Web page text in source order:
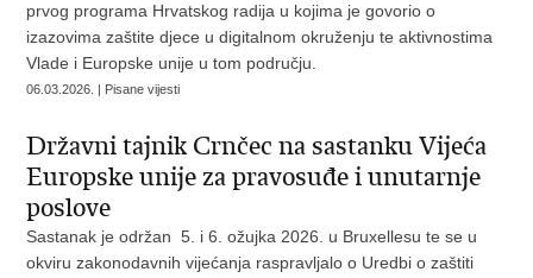
prvog programa Hrvatskog radija u kojima je govorio o
izazovima zaštite djece u digitalnom okruženju te aktivnostima
Vlade i Europske unije u tom području.
06.03.2026. | Pisane vijesti
Državni tajnik Crnčec na sastanku Vijeća
Europske unije za pravosuđe i unutarnje
poslove
Sastanak je održan 5. i 6. ožujka 2026. u Bruxellesu te se u
okviru zakonodavnih vijećanja raspravljalo o Uredbi o zaštiti